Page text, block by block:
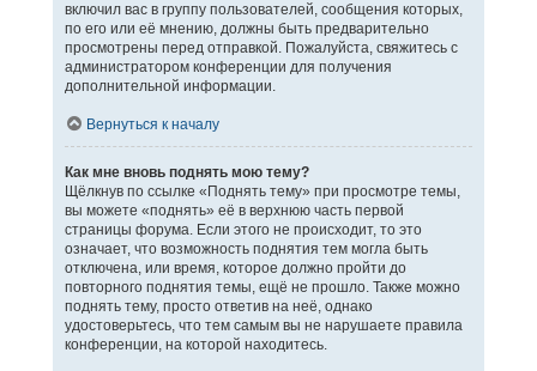
включил вас в группу пользователей, сообщения которых,
по его или её мнению, должны быть предварительно
просмотрены перед отправкой. Пожалуйста, свяжитесь с
администратором конференции для получения
дополнительной информации.
Вернуться к началу
Как мне вновь поднять мою тему?
Щёлкнув по ссылке «Поднять тему» при просмотре темы,
вы можете «поднять» её в верхнюю часть первой
страницы форума. Если этого не происходит, то это
означает, что возможность поднятия тем могла быть
отключена, или время, которое должно пройти до
повторного поднятия темы, ещё не прошло. Также можно
поднять тему, просто ответив на неё, однако
удостоверьтесь, что тем самым вы не нарушаете правила
конференции, на которой находитесь.